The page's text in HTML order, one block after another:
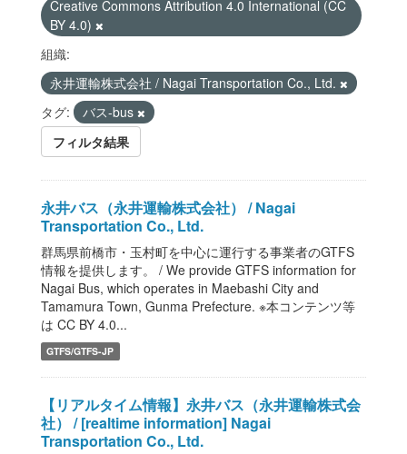
Creative Commons Attribution 4.0 International (CC
BY 4.0)
組織:
永井運輸株式会社 / Nagai Transportation Co., Ltd.
タグ:
バス-bus
フィルタ結果
永井バス（永井運輸株式会社） / Nagai
Transportation Co., Ltd.
群馬県前橋市・玉村町を中心に運行する事業者のGTFS
情報を提供します。 / We provide GTFS information for
Nagai Bus, which operates in Maebashi City and
Tamamura Town, Gunma Prefecture. ※本コンテンツ等
は CC BY 4.0...
GTFS/GTFS-JP
【リアルタイム情報】永井バス（永井運輸株式会
社） / [realtime information] Nagai
Transportation Co., Ltd.